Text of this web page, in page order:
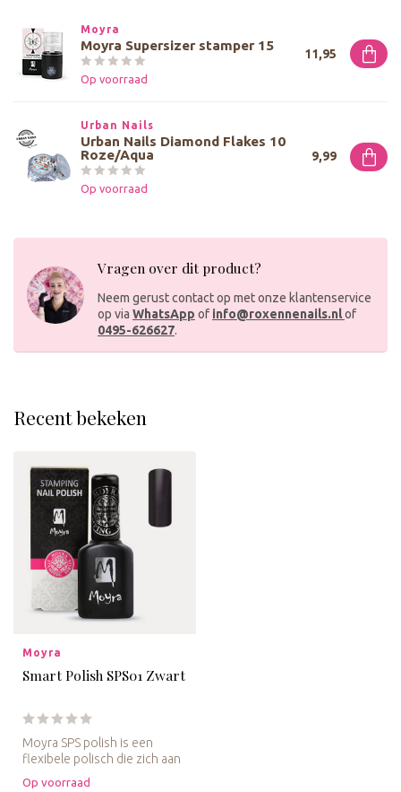
Moyra
Moyra Supersizer stamper 15
Op voorraad
11,95
Urban Nails
Urban Nails Diamond Flakes 10
Roze/Aqua
Op voorraad
9,99
Vragen over dit product?
Neem gerust contact op met onze klantenservice
op via WhatsApp of info@roxennenails.nlof
0495-626627.
Recent bekeken
Moyra
Smart Polish SPS01 Zwart
Moyra SPS polish is een
flexibele polisch die zich aan
de maat aanpast welke je ...
Op voorraad